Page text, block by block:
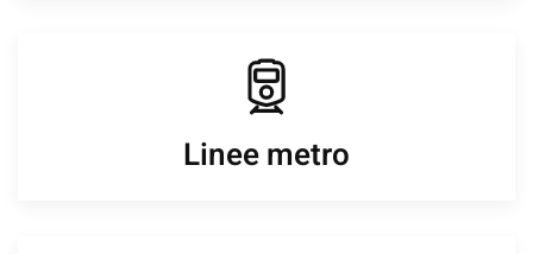
Linee metro